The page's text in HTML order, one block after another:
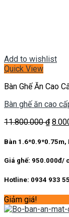
Add to wishlist
Quick View
Bàn Ghế Ăn Cao
Bàn ghế ăn cao
11.800.000₫ Giá
là:
Bàn 1.6*0.9*0.75m,
Giá ghế: 950.000đ/
Hotline: 0934 933
Giảm giá!